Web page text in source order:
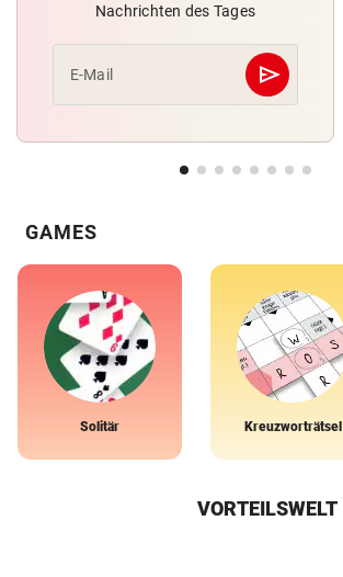
Nachrichten des Tages
E-Mail send
Abschicken
GAMES
Solitär Kreuzworträtsel
VORTEILSWELT